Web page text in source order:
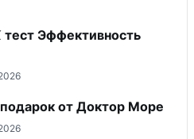
Эффективность
от Доктор Море